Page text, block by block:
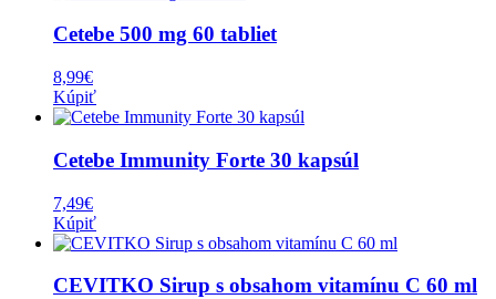
Cetebe 500 mg 60 tabliet
8,99€
Kúpiť
Cetebe Immunity Forte 30 kapsúl
7,49€
Kúpiť
CEVITKO Sirup s obsahom vitamínu C 60 ml